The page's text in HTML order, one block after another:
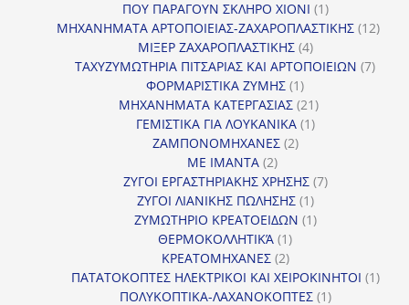
προϊόν
ΠΟΥ ΠΑΡΑΓΟΥΝ ΣΚΛΗΡΟ ΧΙΟΝΙ 11
προϊόν
ΜΗΧΑΝΗΜΑΤΑ ΑΡΤΟΠΟΙΕΙΑΣ-ΖΑΧΑΡΟΠΛΑΣΤΙΚΗΣ 1212
ΜΙΞΕΡ ΖΑΧΑΡΟΠΛΑΣΤΙΚΗΣ 44
προϊόντα
ΤΑΧΥΖΥΜΩΤΗΡΙΑ ΠΙΤΣΑΡΙΑΣ ΚΑΙ ΑΡΤΟΠΟΙΕΙΩΝ 77
ΦΟΡΜΑΡΙΣΤΙΚΑ ΖΥΜΗΣ 11
προϊόν
ΜΗΧΑΝΗΜΑΤΑ ΚΑΤΕΡΓΑΣΙΑΣ 2121
προϊόντα
ΓΕΜΙΣΤΙΚΑ ΓΙΑ ΛΟΥΚΑΝΙΚΑ 11
ΖΑΜΠΟΝΟΜΗΧΑΝΕΣ 22
ΜΕ ΙΜΑΝΤΑ 22
προϊόντα
ΖΥΓΟΙ ΕΡΓΑΣΤΗΡΙΑΚΗΣ ΧΡΗΣΗΣ 77
ΖΥΓΟΙ ΛΙΑΝΙΚΗΣ ΠΩΛΗΣΗΣ 11
προϊόν
ΖΥΜΩΤΗΡΙΟ ΚΡΕΑΤΟΕΙΔΩΝ 11
ΘΕΡΜΟΚΟΛΛΗΤΙΚΆ 11
προϊόν
ΚΡΕΑΤΟΜΗΧΑΝΕΣ 22
προϊόντα
ΠΑΤΑΤΟΚΟΠΤΕΣ ΗΛΕΚΤΡΙΚΟΙ ΚΑΙ ΧΕΙΡΟΚΙΝΗΤΟΙ 11
ΠΟΛΥΚΟΠΤΙΚΑ-ΛΑΧΑΝΟΚΟΠΤΕΣ 11